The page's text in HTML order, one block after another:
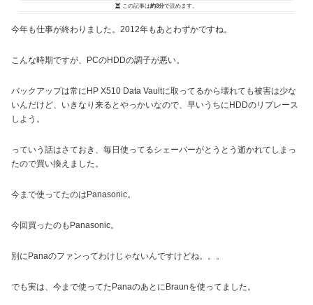
この記事は約3分で読めます。
今年も仕事が終わりました。2012年もあとわずかですね。
こんな時期ですが、PCのHDDの調子が悪い。
バックアップは常にHP X510 Data Vaultに取ってるから壊れても被害は少な
いんだけど、いきなり来るとやっかいなので、早いうちにHDDのリプレース
しよう。
っていう話はさておき、毎日使ってるシェーバーがとうとう逝かれてしまっ
たので買い換えました。
今まで使ってたのはPanasonic。
今回買ったのもPanasonic。
別にPanaのファンってわけじゃないんですけどね。。。
でも実は、今まで使ってたPanaのあとにBraunを使ってました。